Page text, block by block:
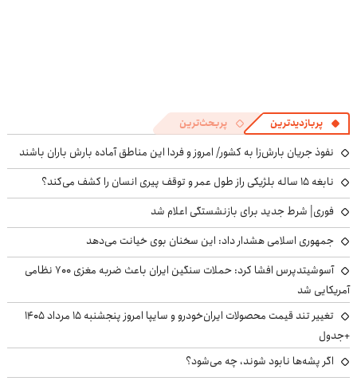
پربازدیدترین پربحث‌ترین
نفوذ جریان بارش‌زا به کشور/ امروز و فردا این مناطق آماده بارش باران باشند
نابغه ۱۵ ساله بلژیکی راز طول عمر و توقف پیری انسان را کشف می‌کند؟
فوری| شرط جدید برای بازنشستگی اعلام شد
جمهوری اسلامی هشدار داد: این سخنان بوی خیانت می‌دهد
آسوشیتدپرس افشا کرد: حملات سنگین ایران باعث ضربه مغزی ۷۰۰ نظامی
آمریکایی شد
تغییر تند قیمت محصولات ایران‌خودرو و سایپا امروز پنجشنبه ۱۵ مرداد ۱۴۰۵
+جدول
اگر پشه‌ها نابود شوند، چه می‌شود؟